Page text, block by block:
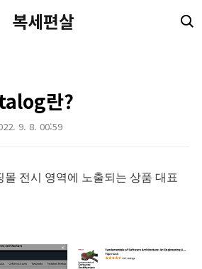
복세편살
란?
9. 8. 00:59
전시 영역에 노출되는 상품 대표